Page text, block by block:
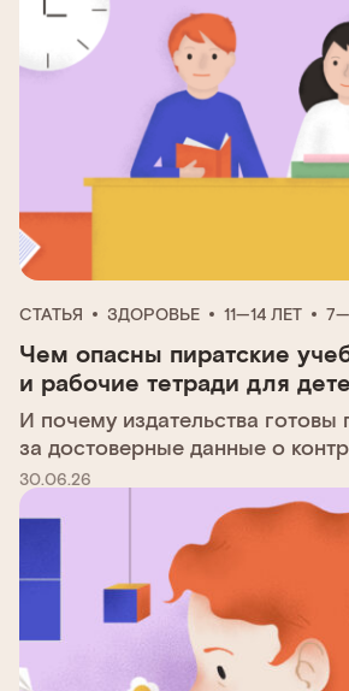
СТАТЬЯ ЗДОРОВЬЕ 11—14 ЛЕТ
Чем опасны пиратские
и рабочие тетради для
И почему издательства готовы
за достоверные данные о
30.06.26